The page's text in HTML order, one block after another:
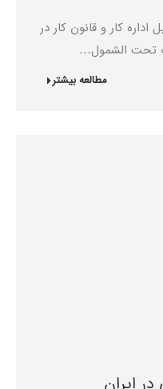
کار و قانون کار در
تحت الشمول…
مطالعه بیشتر
ایران